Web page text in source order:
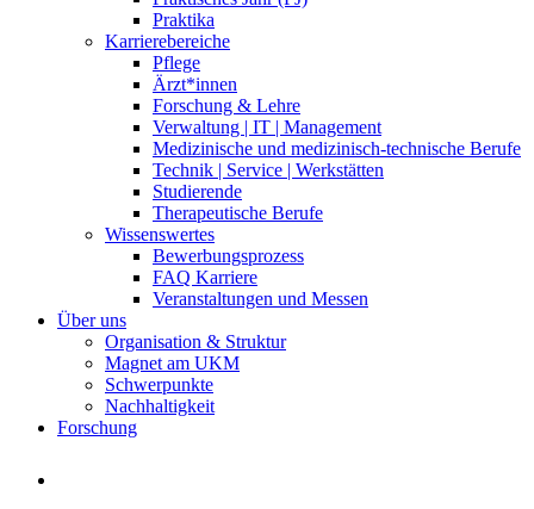
Praktika
Karrierebereiche
Pflege
Ärzt*innen
Forschung & Lehre
Verwaltung | IT | Management
Medizinische und medizinisch-technische Berufe
Technik | Service | Werkstätten
Studierende
Therapeutische Berufe
Wissenswertes
Bewerbungsprozess
FAQ Karriere
Veranstaltungen und Messen
Über uns
Organisation & Struktur
Magnet am UKM
Schwerpunkte
Nachhaltigkeit
Forschung